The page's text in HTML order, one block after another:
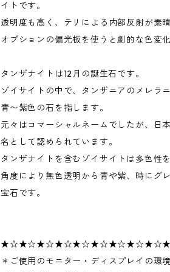
イトです。
透明度も高く、テリによる内部反射が素
オプションの偏光板を使うと劇的な色変
タンザナイトは12月の誕生石です。
ゾイサイトの中で、タンザニアのメレラ
青〜紫色の石を指します。
元々はコマーシャルネームでしたが、日
名として認められています。
タンザナイトを含むゾイサイトは多色性
角度により無色透明から青や紫、時にグ
宝石です。
＊ご使用のモニター・ディスプレイの環